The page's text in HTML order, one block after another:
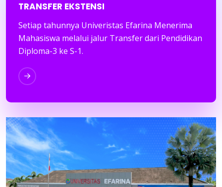
TRANSFER EKSTENSI
Setiap tahunnya Univeristas Efarina Menerima
Mahasiswa melalui jalur Transfer dari Pendidikan
Diploma-3 ke S-1.